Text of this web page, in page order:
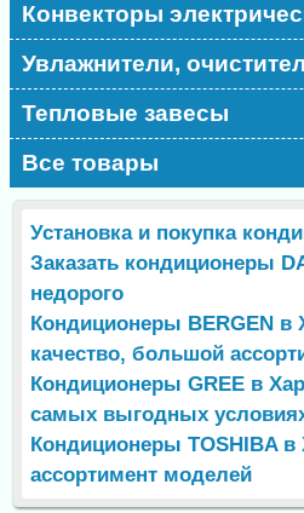
Конвекторы
Увлажнители,
Тепловые завесы
Все товары
Установка и покупка
Заказать кондиционеры
недорого
Кондиционеры BERGEN в
качество, большой
Кондиционеры GREE в
самых выгодных
Кондиционеры TOSHIBA
ассортимент моделей